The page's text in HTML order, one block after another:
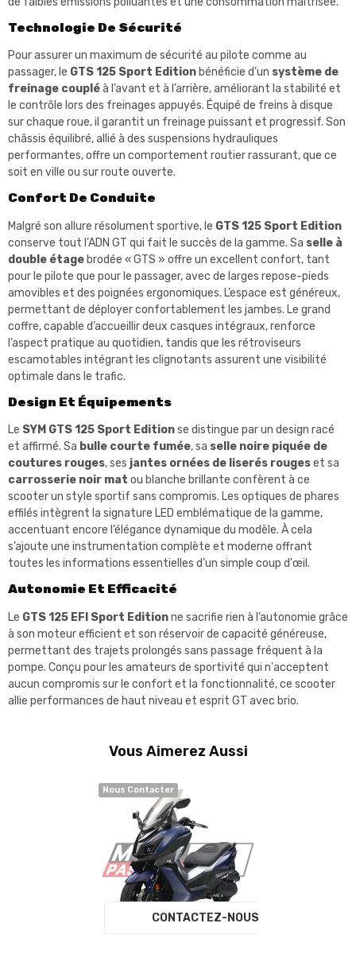
Technologie De Sécurité
Pour assurer un maximum de sécurité au pilote comme au
passager, le GTS 125 Sport Editionbénéficie d’un système de
freinage coupléà l’avant et à l’arrière, améliorant la stabilité et
le contrôle lors des freinages appuyés. Équipé de freins à disque
sur chaque roue, il garantit un freinage puissant et progressif. Son
châssis équilibré, allié à des suspensions hydrauliques
performantes, offre un comportement routier rassurant, que ce
soit en ville ou sur route ouverte.
Confort De Conduite
Malgré son allure résolument sportive, le GTS 125 Sport Edition
conserve tout l’ADN GT qui fait le succès de la gamme. Sa selle à
double étage brodée « GTS » offre un excellent confort, tant
pour le pilote que pour le passager, avec de larges repose-pieds
amovibles et des poignées ergonomiques. L’espace est généreux,
permettant de déployer confortablement les jambes. Le grand
coffre, capable d’accueillir deux casques intégraux, renforce
l’aspect pratique au quotidien, tandis que les rétroviseurs
escamotables intégrant les clignotants assurent une visibilité
optimale dans le trafic.
Design Et Équipements
Le SYM GTS 125 Sport Editionse distingue par un design racé
et affirmé. Sa bulle courte fumée, sa selle noire piquée de
coutures rouges, ses jantes ornées de liserés rougeset sa
carrosserie noir mat ou blanche brillante confèrent à ce
scooter un style sportif sans compromis. Les optiques de phares
effilés intègrent la signature LED emblématique de la gamme,
accentuant encore l’élégance dynamique du modèle. À cela
s’ajoute une instrumentation complète et moderne offrant
toutes les informations essentielles d’un simple coup d'œil.
Autonomie Et Efficacité
Le GTS 125 EFI Sport Editionne sacrifie rien à l’autonomie grâce
à son moteur efficient et son réservoir de capacité généreuse,
permettant des trajets prolongés sans passage fréquent à la
pompe. Conçu pour les amateurs de sportivité qui n'acceptent
aucun compromis sur le confort et la fonctionnalité, ce scooter
allie performances de haut niveau et esprit GT avec brio.
Vous Aimerez Aussi
Nous Contacter
CONTACTEZ-NOUS